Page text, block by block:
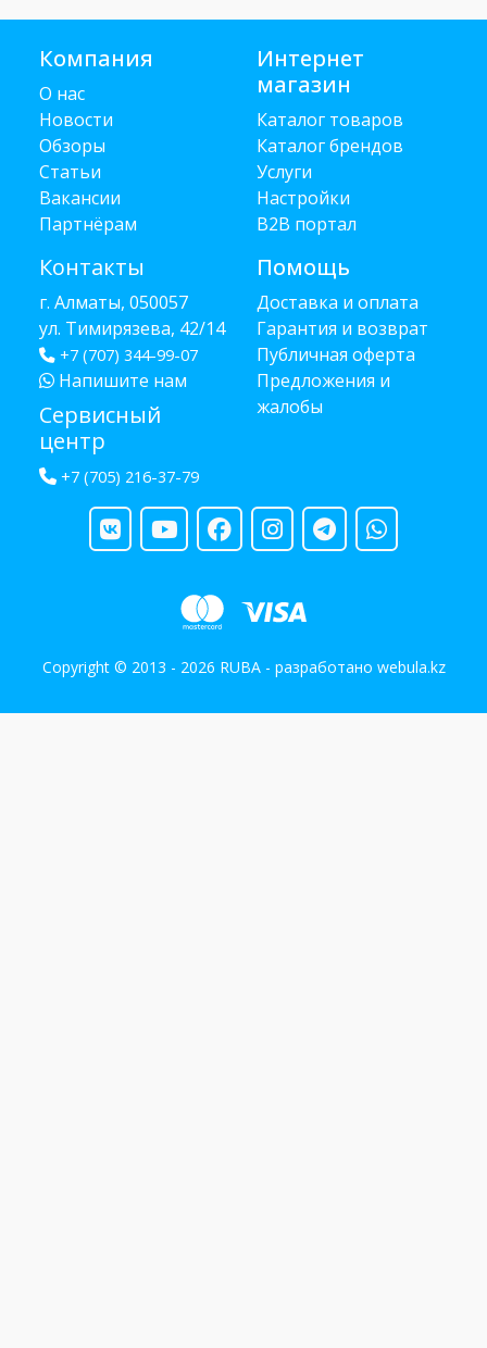
Компания
О нас
Новости
Обзоры
Статьи
Вакансии
Партнёрам
Контакты
г. Алматы, 050057
ул. Тимирязева, 42/14
+7 (707) 344-99-07
Напишите нам
Сервисный
центр
+7 (705) 216-37-79
Интернет
магазин
Каталог товаров
Каталог брендов
Услуги
Настройки
B2B портал
Помощь
Доставка и оплата
Гарантия и возврат
Публичная оферта
Предложения и
жалобы
Copyright © 2013 - 2026 RUBA - разработано webula.kz